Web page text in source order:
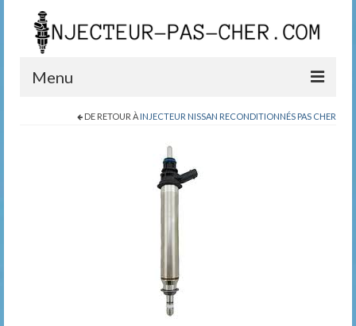
Menu
DE RETOUR À INJECTEUR NISSAN RECONDITIONNÉS PAS CHER